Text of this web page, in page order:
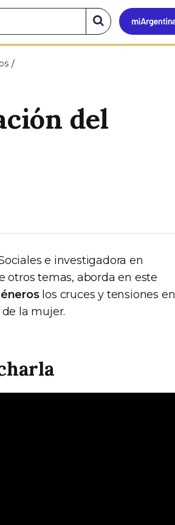
Buscar
en
el
del
e investigadora en
temas, aborda en este
los cruces y tensiones en
la mujer.